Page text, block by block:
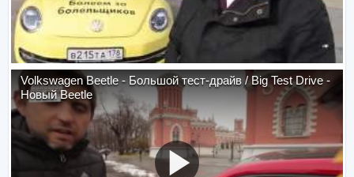
Volkswagen Beetle - Большой тест-драйв / Big Test Drive -
Новый Beetle